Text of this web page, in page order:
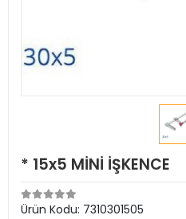
* 15x5 MİNİ İŞKENCE
Ürün Kodu: 7310301505